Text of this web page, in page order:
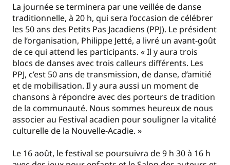
La journée se terminera par une veillée de danse
traditionnelle, à 20 h, qui sera l’occasion de célébrer
les 50 ans des Petits Pas Jacadiens (PPJ). Le président
de l’organisation, Philippe Jetté, a livré un avant-goût
de ce qui attend les participants. « Il y aura trois
blocs de danses avec trois calleurs différents. Les
PPJ, c’est 50 ans de transmission, de danse, d’amitié
et de mobilisation. Il y aura aussi un moment de
chansons à répondre avec des porteurs de tradition
de la communauté. Nous sommes heureux de nous
associer au Festival acadien pour souligner la vitalité
culturelle de la Nouvelle-Acadie. »
Le 16 août, le festival se poursuivra de 9 h 30 à 16 h